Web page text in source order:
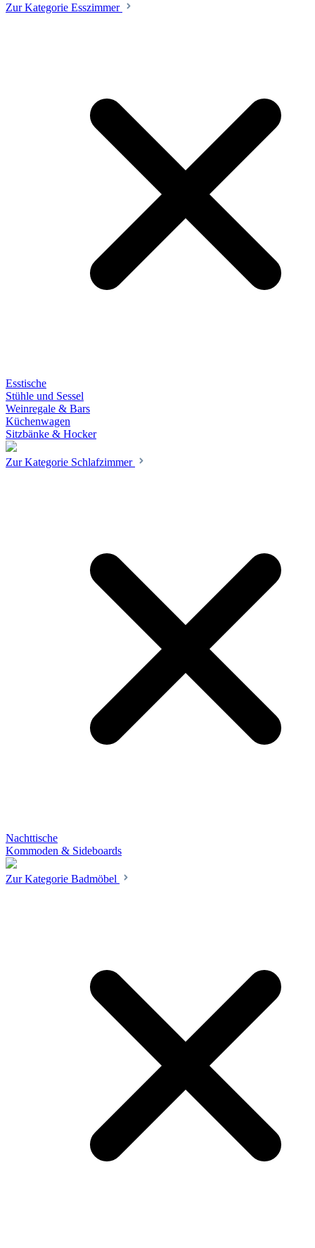
Zur Kategorie Esszimmer
Esstische
Stühle und Sessel
Weinregale & Bars
Küchenwagen
Sitzbänke & Hocker
Zur Kategorie Schlafzimmer
Nachttische
Kommoden & Sideboards
Zur Kategorie Badmöbel